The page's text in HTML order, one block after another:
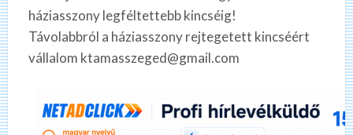
háziasszony legféltettebb kincséig!
Távolabbról a háziasszony rejtegetett kincséért
vállalom ktamasszeged@gmail.com